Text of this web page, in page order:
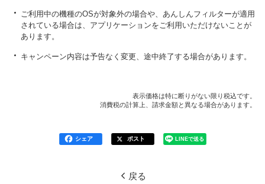
ご利用中の機種のOSが対象外の場合や、あんしんフィルターが適用
されている場合は、アプリケーションをご利用いただけないことが
あります。
キャンペーン内容は予告なく変更、途中終了する場合があります。
表示価格は特に断りがない限り税込です。
消費税の計算上、請求金額と異なる場合があります。
シェア ポスト LINEで送る
戻る